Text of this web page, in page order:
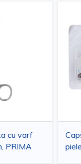
cu varf
PRIMA